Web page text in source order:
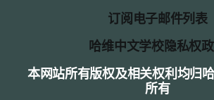
订阅电子邮件列表
哈维中文学校隐私权
本网站所有版权及相关权利均归
所有